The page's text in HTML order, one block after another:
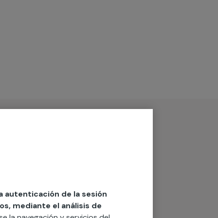
autenticación de la sesión
mediante el análisis de